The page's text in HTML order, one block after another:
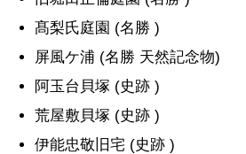
髙梨氏庭園 (名勝 )
屏風ケ浦 (名勝 天然記念物)
阿玉台貝塚 (史跡 )
荒屋敷貝塚 (史跡 )
伊能忠敬旧宅 (史跡 )